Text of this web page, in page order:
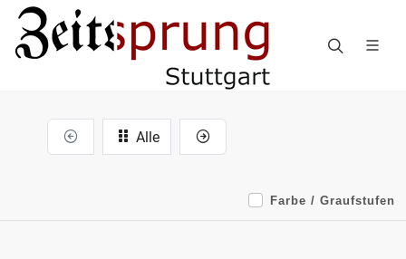
Alle
Farbe / Graufstufen